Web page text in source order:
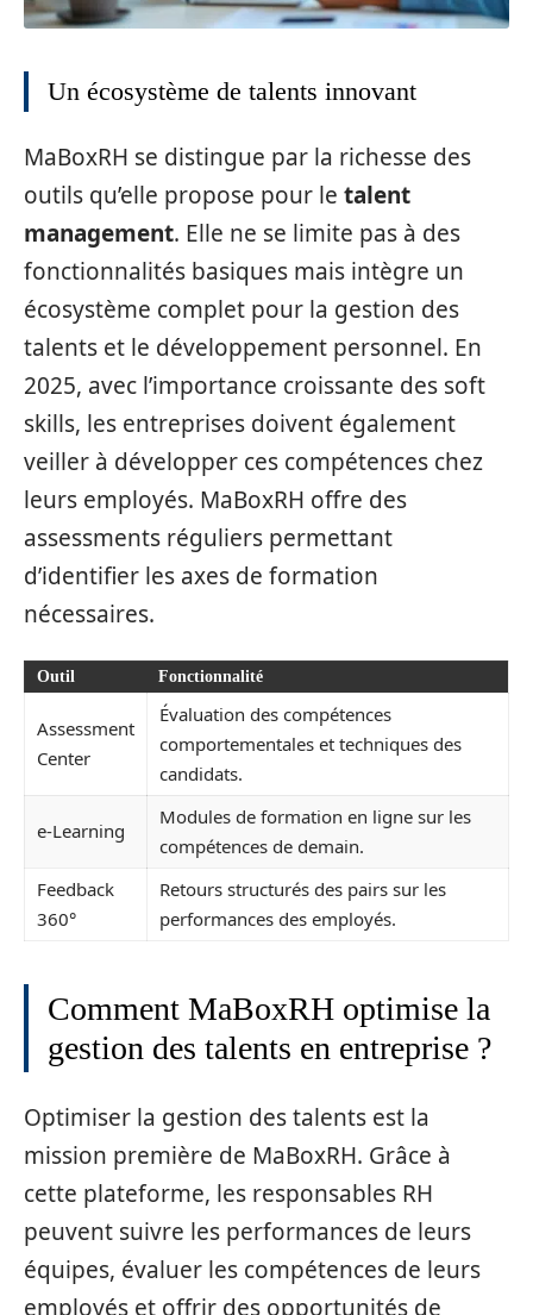
Un écosystème de talents innovant
MaBoxRH se distingue par la richesse des
outils qu’elle propose pour le talent
management. Elle ne se limite pas à des
fonctionnalités basiques mais intègre un
écosystème complet pour la gestion des
talents et le développement personnel. En
2025, avec l’importance croissante des soft
skills, les entreprises doivent également
veiller à développer ces compétences chez
leurs employés. MaBoxRH offre des
assessments réguliers permettant
d’identifier les axes de formation
nécessaires.
Outil Fonctionnalité
Assessment
Center
Évaluation des compétences
comportementales et techniques des
candidats.
e-Learning
Modules de formation en ligne sur les
compétences de demain.
Feedback
360°
Retours structurés des pairs sur les
performances des employés.
Comment MaBoxRH optimise la
gestion des talents en entreprise ?
Optimiser la gestion des talents est la
mission première de MaBoxRH. Grâce à
cette plateforme, les responsables RH
peuvent suivre les performances de leurs
équipes, évaluer les compétences de leurs
employés et offrir des opportunités de